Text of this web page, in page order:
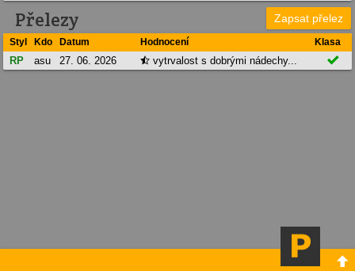
Přelezy Zapsat přelez
Styl Kdo Datum Hodnocení Klasa
RP asu 27. 06. 2026  vytrvalost s dobrými nádechy... 
